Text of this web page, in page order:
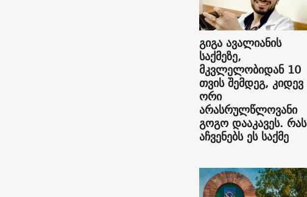
გიგა ავალიანის
საქმეზე,
მკვლელობიდან 10
თვის შემდეგ, კიდევ
ორი
არასრულწლოვანი
გოგო დააკავეს. რას
აჩვენებს ეს საქმე